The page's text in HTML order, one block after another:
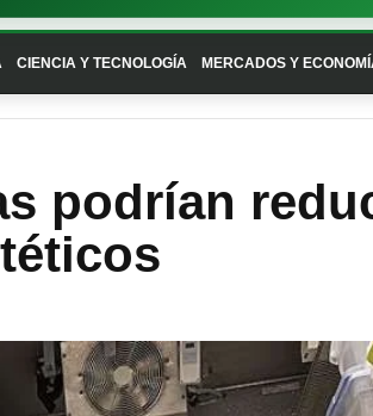
CIENCIA Y TECNOLOGÍA MERCADOS Y
podrían